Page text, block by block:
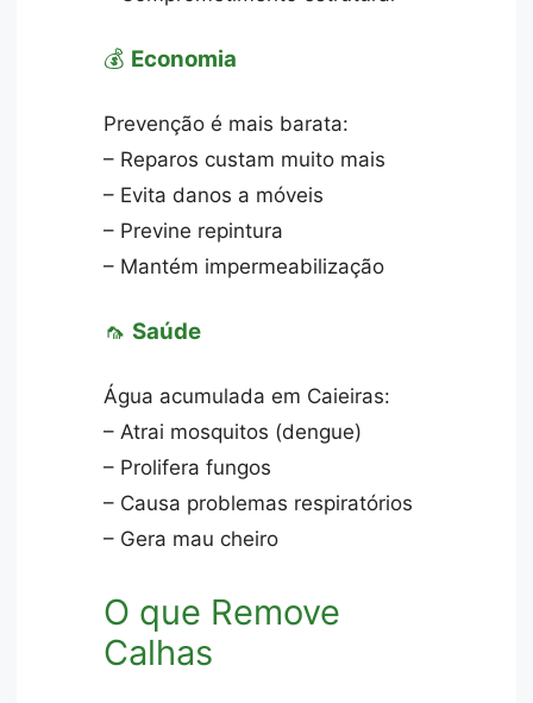
💰 Economia
Prevenção é mais barata:
– Reparos custam muito mais
– Evita danos a móveis
– Previne repintura
– Mantém impermeabilização
🦟 Saúde
Água acumulada em Caieiras:
– Atrai mosquitos (dengue)
– Prolifera fungos
– Causa problemas respiratórios
– Gera mau cheiro
O que Remove
Calhas